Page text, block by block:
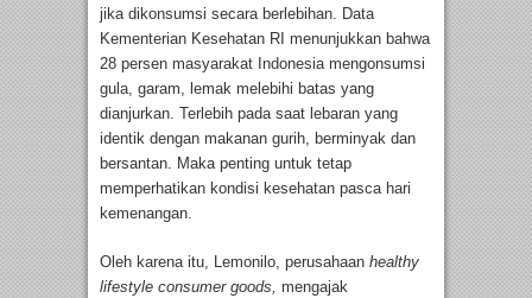
jika dikonsumsi secara berlebihan. Data
Kementerian Kesehatan RI menunjukkan bahwa
28 persen masyarakat Indonesia mengonsumsi
gula, garam, lemak melebihi batas yang
dianjurkan. Terlebih pada saat lebaran yang
identik dengan makanan gurih, berminyak dan
bersantan. Maka penting untuk tetap
memperhatikan kondisi kesehatan pasca hari
kemenangan.
Oleh karena itu, Lemonilo, perusahaan healthy
lifestyle consumer goods, mengajak